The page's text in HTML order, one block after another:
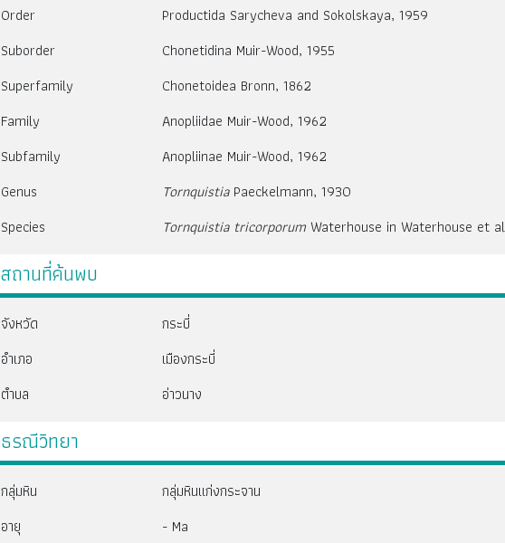
Order
Productida Sarycheva and Sokolskaya, 1959
Suborder
Chonetidina Muir-Wood, 1955
Superfamily
Chonetoidea Bronn, 1862
Family
Anopliidae Muir-Wood, 1962
Subfamily
Anopliinae Muir-Wood, 1962
Genus
TornquistiaPaeckelmann, 1930
Species
Tornquistia tricorporumWaterhouse in Waterhouse et
สถานที่ค้นพบ
จังหวัด
กระบี่
อำเภอ
เมืองกระบี่
ตำบล
อ่าวนาง
ธรณีวิทยา
กลุ่มหิน
กลุ่มหินแก่งกระจาน
อายุ
- Ma